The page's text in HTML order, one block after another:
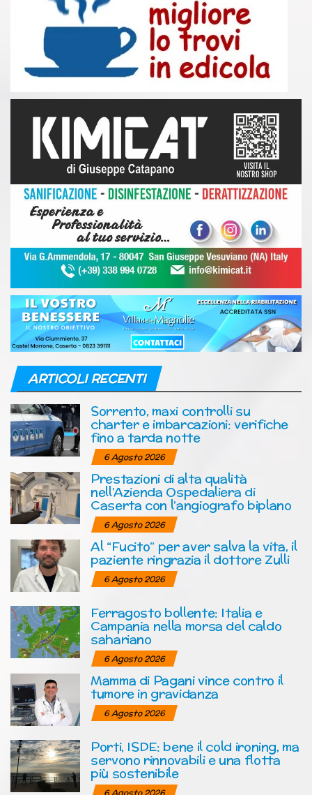
ARTICOLI RECENTI
Sorrento, maxi controlli su
charter e imbarcazioni: verifiche
fino a tarda notte
6 Agosto 2026
Prestazioni di alta qualità
nell’Azienda Ospedaliera di
Caserta con l’angiografo biplano
6 Agosto 2026
Al “Fucito” per aver salva la vita, il
paziente ringrazia il dottore Zulli
6 Agosto 2026
Ferragosto bollente: Italia e
Campania nella morsa del caldo
sahariano
6 Agosto 2026
Mamma di Pagani vince contro il
tumore in gravidanza
6 Agosto 2026
Porti, ISDE: bene il cold ironing, ma
servono rinnovabili e una flotta
più sostenibile
6 Agosto 2026